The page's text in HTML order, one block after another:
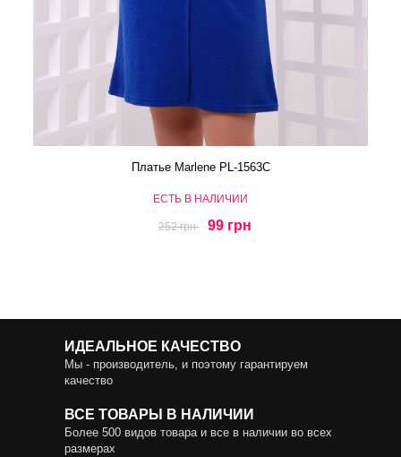
Платье Marlene PL-1563C
ЕСТЬ В НАЛИЧИИ
252 грн 99 грн
ИДЕАЛЬНОЕ КАЧЕСТВО
Мы - производитель, и поэтому гарантируем
качество
ВСЕ ТОВАРЫ В НАЛИЧИИ
Более 500 видов товара и все в наличии во всех
размерах